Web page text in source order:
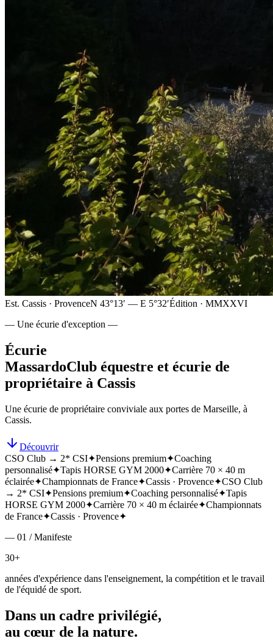
Est. Cassis · ProvenceN 43°13′ — E 5°32′Édition · MMXXVI
— Une écurie d'exception —
Écurie
MassardoClub équestre et écurie de
propriétaire à Cassis
Une écurie de propriétaire conviviale aux portes de Marseille, à
Cassis.
Découvrir
CSO Club → 2* CSI✦Pensions premium✦Coaching
personnalisé✦Tapis HORSE GYM 2000✦Carrière 70 × 40 m
éclairée✦Championnats de France✦Cassis · Provence✦CSO Club
→ 2* CSI✦Pensions premium✦Coaching personnalisé✦Tapis
HORSE GYM 2000✦Carrière 70 × 40 m éclairée✦Championnats
de France✦Cassis · Provence✦
— 01 / Manifeste
30+
années d'expérience dans l'enseignement, la compétition et le travail
de l'équidé de sport.
Dans un cadre privilégié,
au cœur de la nature.